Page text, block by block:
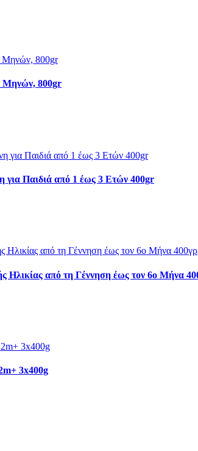
Μηνών, 800gr
για Παιδιά από 1 έως 3 Ετών 400gr
Ηλικίας από τη Γέννηση έως τον 6ο Μήνα
3x400g